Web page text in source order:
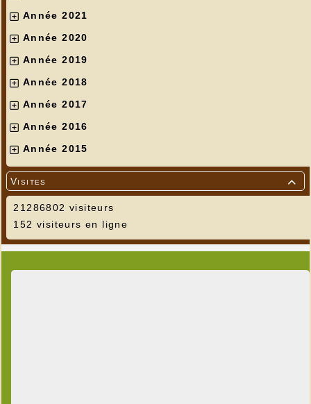
Année 2021
Année 2020
Année 2019
Année 2018
Année 2017
Année 2016
Année 2015

Visites
21286802 visiteurs
152 visiteurs en ligne